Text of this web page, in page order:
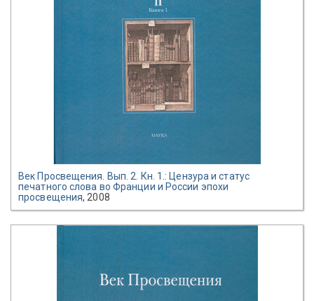
Век Просвещения. Вып. 2. Кн. 1.: Цензура и статус
печатного слова во Франции и России эпохи
просвещения, 2008